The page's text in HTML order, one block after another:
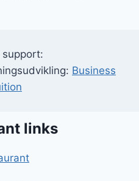
support:
Business
links